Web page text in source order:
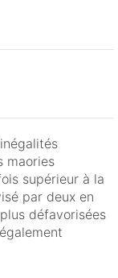
maories
supérieur à la
par deux en
défavorisées